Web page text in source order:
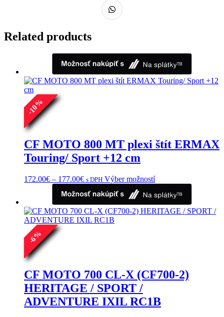
Related products
-
10
%
CF MOTO 800 MT plexi štít ERMAX
Touring/ Sport +12 cm
172.00€ – 177.00€Price
172.00€
through
177.00€
s DPH Výber možnostíTento
má
viacero
variantov.
produktu.
-
6
%
CF MOTO 700 CL-X (CF700-2)
HERITAGE / SPORT /
ADVENTURE IXIL RC1B